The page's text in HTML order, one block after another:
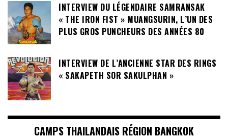
INTERVIEW DU LÉGENDAIRE SAMRANSAK
« THE IRON FIST » MUANGSURIN, L’UN DES
PLUS GROS PUNCHEURS DES ANNÉES 80
INTERVIEW DE L’ANCIENNE STAR DES RINGS
« SAKAPETH SOR SAKULPHAN »
CAMPS THAILANDAIS RÉGION BANGKOK